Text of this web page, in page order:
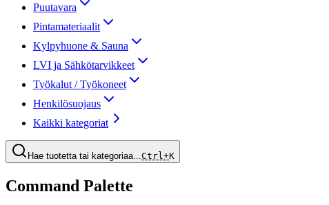
Puutavara
Pintamateriaalit
Kylpyhuone & Sauna
LVI ja Sähkötarvikkeet
Työkalut / Työkoneet
Henkilösuojaus
Kaikki kategoriat
Hae tuotetta tai kategoriaa... Ctrl+K
Command Palette